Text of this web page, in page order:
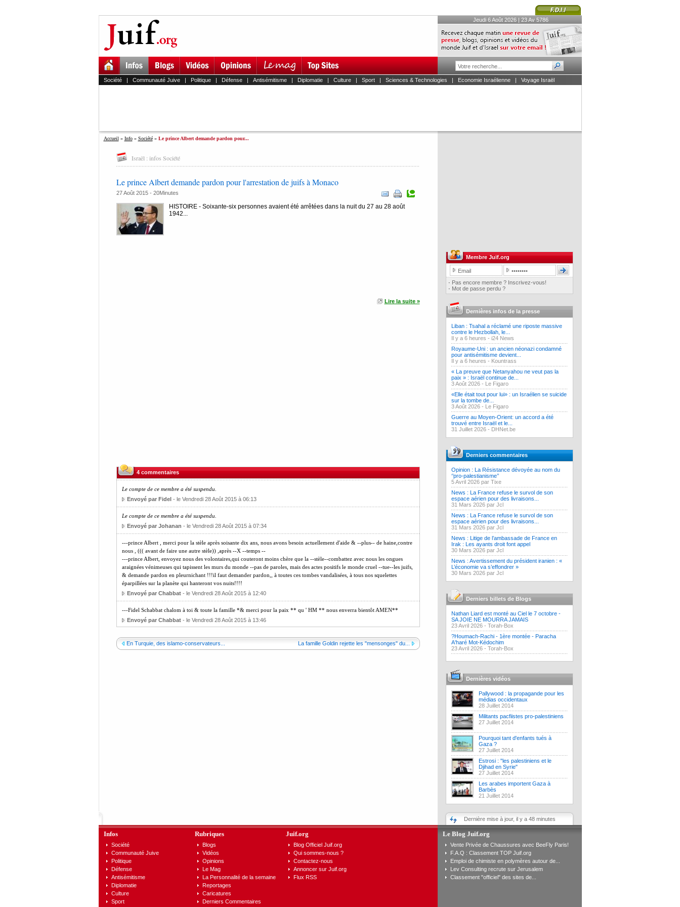
Jeudi 6 Août 2026 | 23 Av 5786
Société| Communauté Juive| Politique| Défense| Antisémitisme| Diplomatie| Culture| Sport| Sciences & Technologies | Economie Israélienne| Voyage Israël
Accueil » Info» Société» Le prince Albert demande pardon pour...
Israël : infos Société
Le prince Albert demande pardon pour l'arrestation de juifs à Monaco
27 Août 2015 - 20Minutes
HISTOIRE - Soixante-six personnes avaient été arrêtées dans la nuit du 27 au 28 août
1942...
Lire la suite »
4 commentaires
Le compte de ce membre a été suspendu.
Envoyé par Fidel- le Vendredi 28 Août 2015 à 06:13
Le compte de ce membre a été suspendu.
Envoyé par Johanan - le Vendredi 28 Août 2015 à 07:34
---prince Albert , merci pour la stèle après soisante dix ans, nous avons besoin actuellement d'aide & --plus-- de haine,contre
nous , ((( avant de faire une autre stèle)) ,après --X --temps --
---prince Albert, envoyez nous des volontaires,qui couteront moins chère que la --stèle--combattez avec nous les ongues
araignées vénimeuses qui tapissent les murs du monde --pas de paroles, mais des actes positifs le monde cruel --tue--les juifs,
& demande pardon en pleurnichant !!!il faut demander pardon,, à toutes ces tombes vandalisées, à tous nos squelettes
éparpillées sur la planète qui hanteront vos nuits!!!!
Envoyé par Chabbat- le Vendredi 28 Août 2015 à 12:40
---Fidel Schabbat chalom à toi & toute la famille *& merci pour la paix ** qu ' HM ** nous enverra bientôt AMEN**
Envoyé par Chabbat- le Vendredi 28 Août 2015 à 13:46
En Turquie, des islamo-conservateurs... La famille Goldin rejette les "mensonges" du...
Membre Juif.org
· Pas encore membre ? Inscrivez-vous!
· Mot de passe perdu ?
Dernières infos de la presse
Liban : Tsahal a réclamé une riposte massive
contre le Hezbollah, le...
Il y a 6 heures - i24 News
Royaume-Uni : un ancien néonazi condamné
pour antisémitisme devient...
Il y a 6 heures - Kountrass
« La preuve que Netanyahou ne veut pas la
paix » : Israël continue de...
3 Août 2026 - Le Figaro
«Elle était tout pour lui» : un Israélien se suicide
sur la tombe de...
3 Août 2026 - Le Figaro
Guerre au Moyen-Orient: un accord a été
trouvé entre Israël et le...
31 Juillet 2026 - DHNet.be
Derniers commentaires
Opinion : La Résistance dévoyée au nom du
‘’pro-palestianisme’’
5 Avril 2026 par Tixe
News : La France refuse le survol de son
espace aérien pour des livraisons...
31 Mars 2026 par Jcl
News : La France refuse le survol de son
espace aérien pour des livraisons...
31 Mars 2026 par Jcl
News : Litige de l’ambassade de France en
Irak : Les ayants droit font appel
30 Mars 2026 par Jcl
News : Avertissement du président iranien : «
L’économie va s’effondrer »
30 Mars 2026 par Jcl
Derniers billets de Blogs
Nathan Liard est monté au Ciel le 7 octobre -
SA JOIE NE MOURRA JAMAIS
23 Avril 2026 - Torah-Box
?Houmach-Rachi - 1ère montée - Paracha
A'haré Mot-Kédochim
23 Avril 2026 - Torah-Box
Dernières vidéos
Pallywood : la propagande pour les
médias occidentaux
28 Juillet 2014
Militants pacfiistes pro-palestiniens
27 Juillet 2014
Pourquoi tant d'enfants tués à
Gaza ?
27 Juillet 2014
Estrosi : "les palestiniens et le
Djihad en Syrie"
27 Juillet 2014
Les arabes importent Gaza à
Barbès
21 Juillet 2014
Dernière mise à jour, il y a 48 minutes
Infos
Société
Communauté Juive
Politique
Défense
Antisémitisme
Diplomatie
Culture
Sport
Rubriques
Blogs
Vidéos
Opinions
Le Mag
La Personnalité de la semaine
Reportages
Caricatures
Derniers Commentaires
Juif.org
Blog Officiel Juif.org
Qui sommes-nous ?
Contactez-nous
Annoncer sur Juif.org
Flux RSS
Le Blog Juif.org
Vente Privée de Chaussures avec BeeFly Paris!
F.A.Q : Classement TOP Juif.org
Emploi de chimiste en polymères autour de...
Lev Consulting recrute sur Jerusalem
Classement "officiel" des sites de...